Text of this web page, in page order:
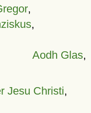
,
,
Aodh Glas,
Jesu Christi,